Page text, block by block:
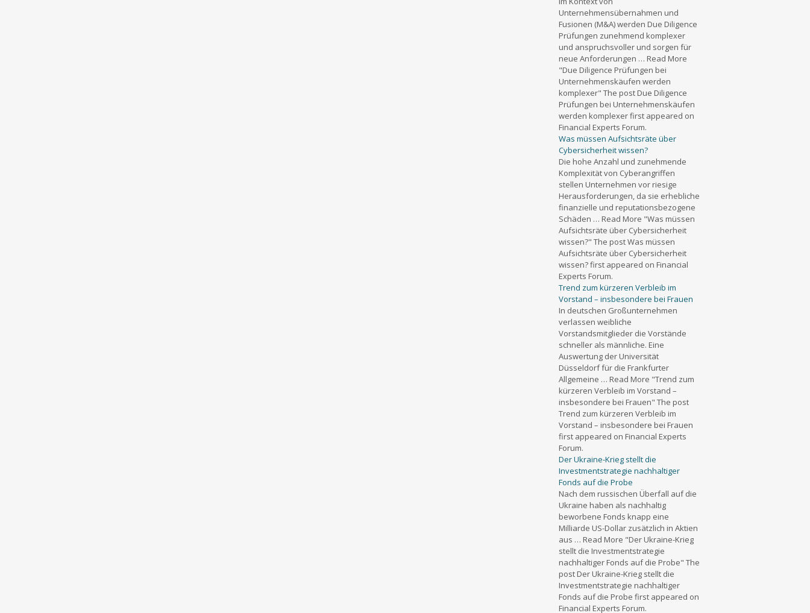
Unternehmensübernahmen und
Fusionen (M&A) werden Due Diligence
Prüfungen zunehmend komplexer
und anspruchsvoller und sorgen für
neue Anforderungen … Read More
"Due Diligence Prüfungen bei
Unternehmenskäufen werden
komplexer" The post Due Diligence
Prüfungen bei Unternehmenskäufen
werden komplexer first appeared on
Financial Experts Forum.
Was müssen Aufsichtsräte über
Cybersicherheit wissen?
Die hohe Anzahl und zunehmende
Komplexität von Cyberangriffen
stellen Unternehmen vor riesige
Herausforderungen, da sie erhebliche
finanzielle und reputationsbezogene
Schäden … Read More "Was müssen
Aufsichtsräte über Cybersicherheit
wissen?" The post Was müssen
Aufsichtsräte über Cybersicherheit
wissen? first appeared on Financial
Experts Forum.
Trend zum kürzeren Verbleib im
Vorstand – insbesondere bei Frauen
In deutschen Großunternehmen
verlassen weibliche
Vorstandsmitglieder die Vorstände
schneller als männliche. Eine
Auswertung der Universität
Düsseldorf für die Frankfurter
Allgemeine … Read More "Trend zum
kürzeren Verbleib im Vorstand –
insbesondere bei Frauen" The post
Trend zum kürzeren Verbleib im
Vorstand – insbesondere bei Frauen
first appeared on Financial Experts
Forum.
Der Ukraine-Krieg stellt die
Investmentstrategie nachhaltiger
Fonds auf die Probe
Nach dem russischen Überfall auf die
Ukraine haben als nachhaltig
beworbene Fonds knapp eine
Milliarde US-Dollar zusätzlich in Aktien
aus … Read More "Der Ukraine-Krieg
stellt die Investmentstrategie
nachhaltiger Fonds auf die Probe" The
post Der Ukraine-Krieg stellt die
Investmentstrategie nachhaltiger
Fonds auf die Probe first appeared on
Financial Experts Forum.